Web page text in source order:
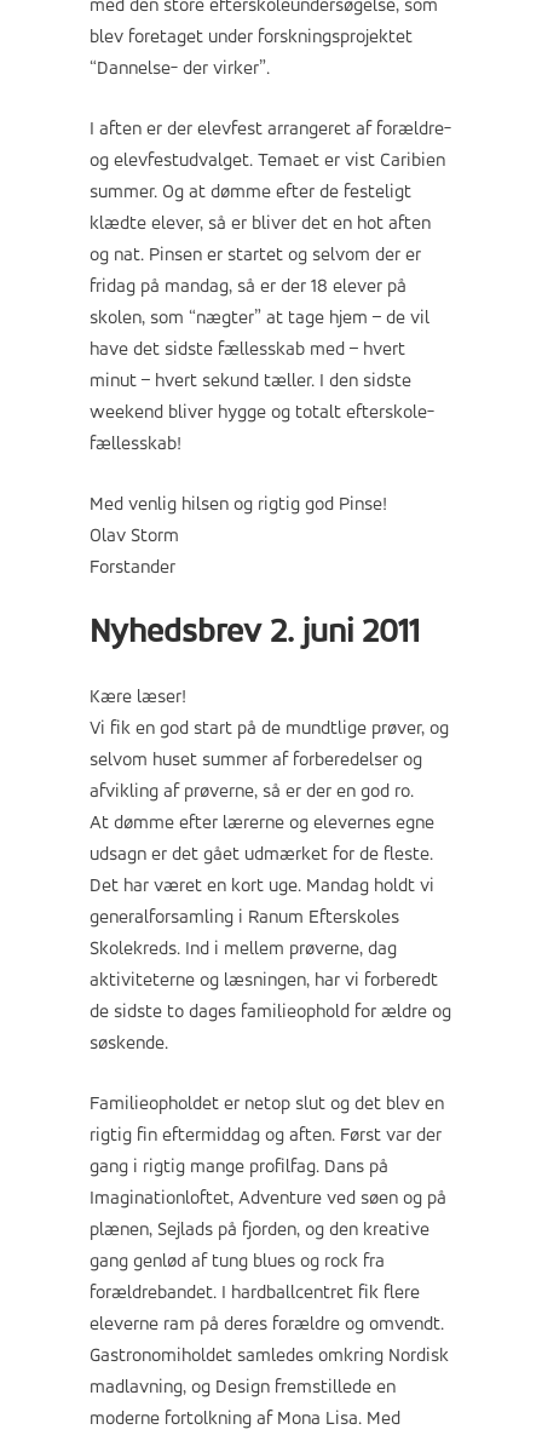
med den store efterskoleundersøgelse, som
blev foretaget under forskningsprojektet
“Dannelse- der virker”.
I aften er der elevfest arrangeret af forældre-
og elevfestudvalget. Temaet er vist Caribien
summer. Og at dømme efter de festeligt
klædte elever, så er bliver det en hot aften
og nat. Pinsen er startet og selvom der er
fridag på mandag, så er der 18 elever på
skolen, som “nægter” at tage hjem – de vil
have det sidste fællesskab med – hvert
minut – hvert sekund tæller. I den sidste
weekend bliver hygge og totalt efterskole-
fællesskab!
Med venlig hilsen og rigtig god Pinse!
Olav Storm
Forstander
Nyhedsbrev 2. juni 2011
Kære læser!
Vi fik en god start på de mundtlige prøver, og
selvom huset summer af forberedelser og
afvikling af prøverne, så er der en god ro.
At dømme efter lærerne og elevernes egne
udsagn er det gået udmærket for de fleste.
Det har været en kort uge. Mandag holdt vi
generalforsamling i Ranum Efterskoles
Skolekreds. Ind i mellem prøverne, dag
aktiviteterne og læsningen, har vi forberedt
de sidste to dages familieophold for ældre og
søskende.
Familieopholdet er netop slut og det blev en
rigtig fin eftermiddag og aften. Først var der
gang i rigtig mange profilfag. Dans på
Imaginationloftet, Adventure ved søen og på
plænen, Sejlads på fjorden, og den kreative
gang genlød af tung blues og rock fra
forældrebandet. I hardballcentret fik flere
eleverne ram på deres forældre og omvendt.
Gastronomiholdet samledes omkring Nordisk
madlavning, og Design fremstillede en
moderne fortolkning af Mona Lisa. Med